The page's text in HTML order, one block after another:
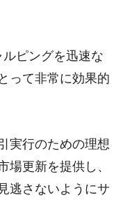
ピングを迅速な
って非常に効果的
実行のための理想
更新を提供し、
逃さないようにサ